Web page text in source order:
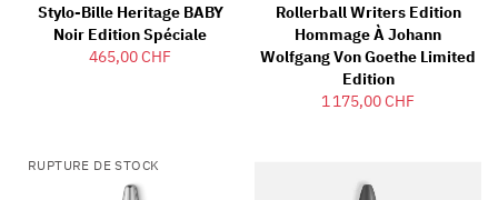
Stylo-Bille Heritage BABY
Noir Edition Spéciale
465,00 CHF
Rollerball Writers Edition
Hommage À Johann
Wolfgang Von Goethe Limited
Edition
1 175,00 CHF
RUPTURE DE STOCK